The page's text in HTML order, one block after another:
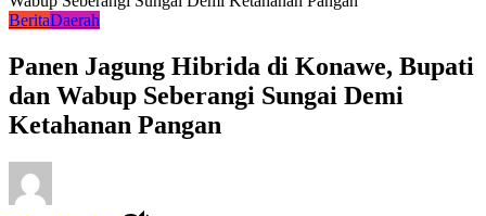
BeritaDaerah
Panen Jagung Hibrida di Konawe, Bupati
dan Wabup Seberangi Sungai Demi
Ketahanan Pangan